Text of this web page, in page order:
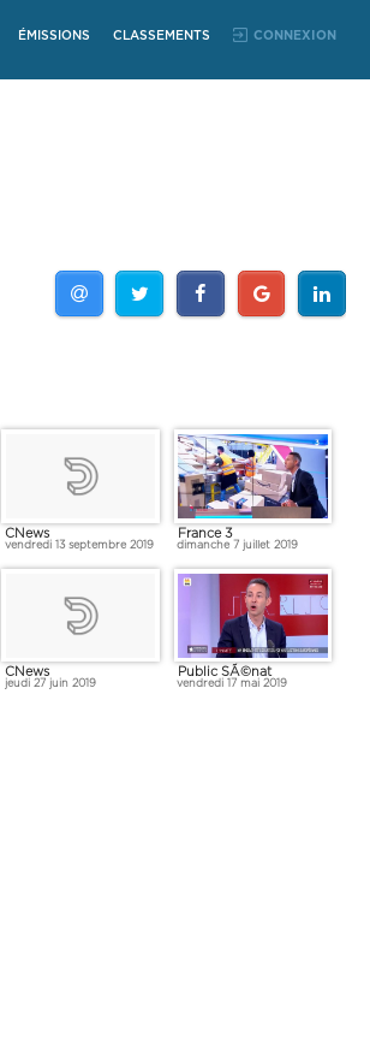
ÉMISSIONS CLASSEMENTS CONNEXION
CNews
vendredi 13 septembre 2019
France 3
dimanche 7 juillet 2019
CNews
jeudi 27 juin 2019
Public SÃ©nat
vendredi 17 mai 2019